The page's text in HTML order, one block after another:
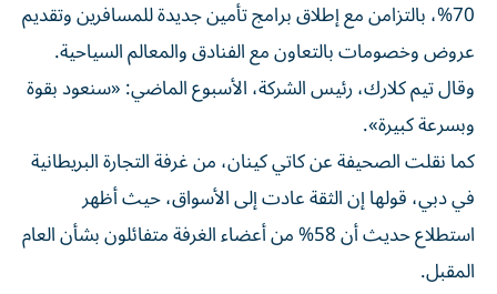
70%، بالتزامن مع إطلاق برامج تأمين جديدة للمسافرين وتقديم
عروض وخصومات بالتعاون مع الفنادق والمعالم السياحية.
وقال تيم كلارك، رئيس الشركة، الأسبوع الماضي: «سنعود بقوة
وبسرعة كبيرة».
كما نقلت الصحيفة عن كاتي كينان، من غرفة التجارة البريطانية
في دبي، قولها إن الثقة عادت إلى الأسواق، حيث أظهر
استطلاع حديث أن 58% من أعضاء الغرفة متفائلون بشأن العام
المقبل.